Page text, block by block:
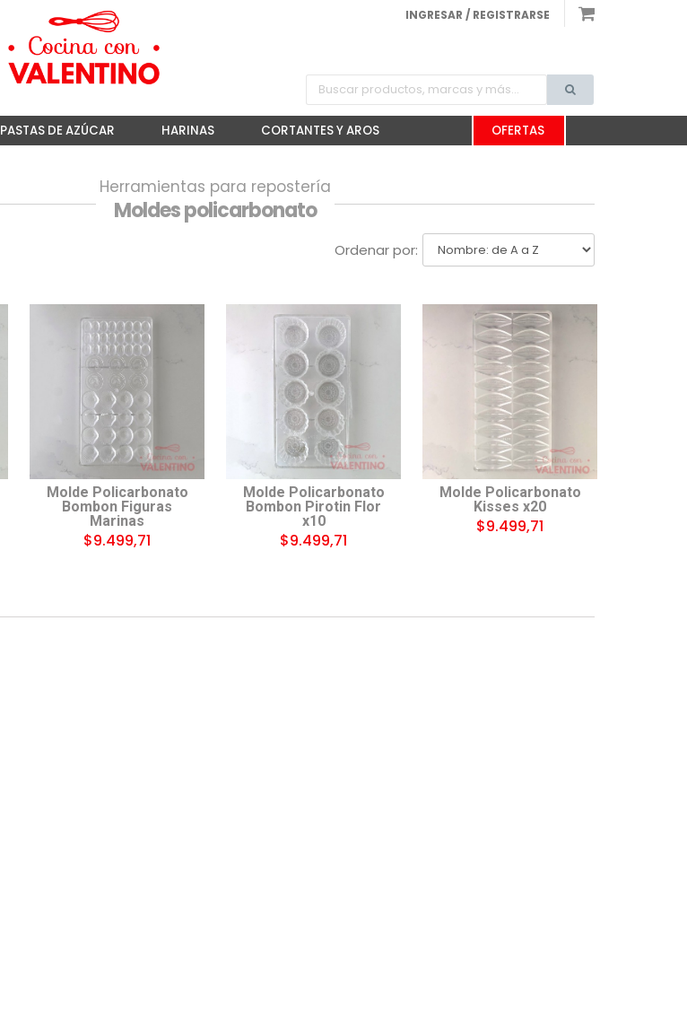
INGRESAR / REGISTRARSE
PASTAS DE AZÚCAR HARINAS CORTANTES Y AROS OFERTAS
Herramientas para repostería
Moldes policarbonato
Ordenar por:
Molde Policarbonato
Bombon Figuras
Marinas
$9.499,71
Molde Policarbonato
Bombon Pirotin Flor
x10
$9.499,71
Molde Policarbonato
Kisses x20
$9.499,71